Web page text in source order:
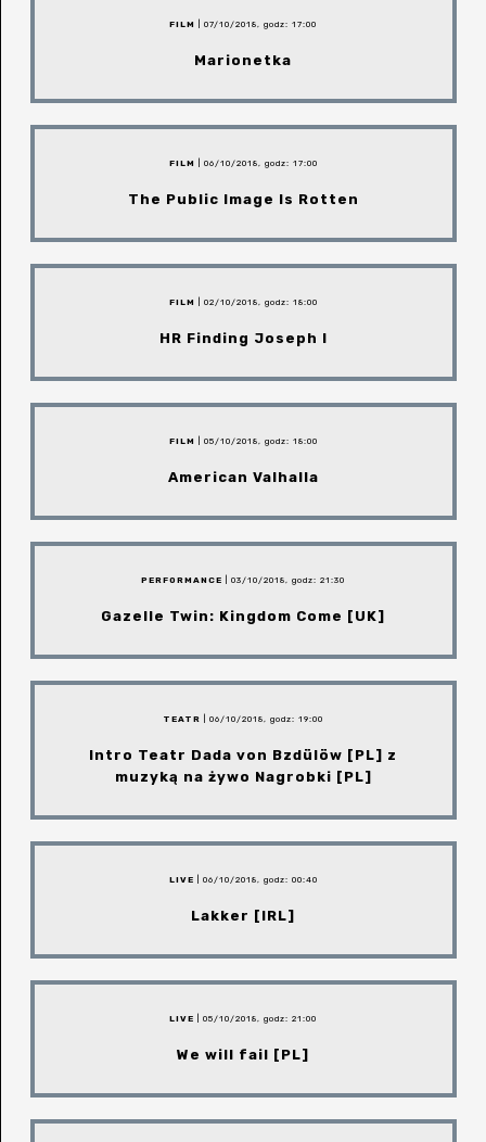
FILM | 07/10/2018, godz: 17:00
Marionetka
FILM | 06/10/2018, godz: 17:00
The Public Image Is Rotten
FILM | 02/10/2018, godz: 18:00
HR Finding Joseph I
FILM | 05/10/2018, godz: 18:00
American Valhalla
PERFORMANCE | 03/10/2018, godz: 21:30
Gazelle Twin: Kingdom Come [UK]
TEATR | 06/10/2018, godz: 19:00
Intro Teatr Dada von Bzdülöw [PL] z
muzyką na żywo Nagrobki [PL]
LIVE | 06/10/2018, godz: 00:40
Lakker [IRL]
LIVE | 05/10/2018, godz: 21:00
We will fail [PL]